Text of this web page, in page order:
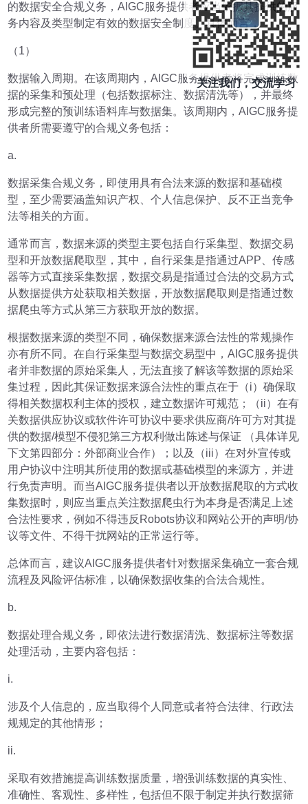
的数据安全合规义务，AIGC服务提供者应当依据其提供的服
务内容及类型制定有效的数据安全制度。具体而言，
（1）
数据输入周期。在该周期内，AIGC服务提供者将完成训练数
据的采集和预处理（包括数据标注、数据清洗等），并最终
形成完整的预训练语料库与数据集。该周期内，AIGC服务提
供者所需要遵守的合规义务包括：
a.
数据采集合规义务，即使用具有合法来源的数据和基础模
型，至少需要涵盖知识产权、个人信息保护、反不正当竞争
法等相关的方面。
通常而言，数据来源的类型主要包括自行采集型、数据交易
型和开放数据爬取型，其中，自行采集是指通过APP、传感
器等方式直接采集数据，数据交易是指通过合法的交易方式
从数据提供方处获取相关数据，开放数据爬取则是指通过数
据爬虫等方式从第三方获取开放的数据。
根据数据来源的类型不同，确保数据来源合法性的常规操作
亦有所不同。在自行采集型与数据交易型中，AIGC服务提供
者并非数据的原始采集人，无法直接了解该等数据的原始采
集过程，因此其保证数据来源合法性的重点在于（i）确保取
得相关数据权利主体的授权，建立数据许可规范；（ii）在有
关数据供应协议或软件许可协议中要求供应商/许可方对其提
供的数据/模型不侵犯第三方权利做出陈述与保证 （具体详见
下文第四部分：外部商业合作）；以及（iii）在对外宣传或
用户协议中注明其所使用的数据或基础模型的来源方，并进
行免责声明。而当AIGC服务提供者以开放数据爬取的方式收
集数据时，则应当重点关注数据爬虫行为本身是否满足上述
合法性要求，例如不得违反Robots协议和网站公开的声明/协
议等文件、不得干扰网站的正常运行等。
总体而言，建议AIGC服务提供者针对数据采集确立一套合规
流程及风险评估标准，以确保数据收集的合法合规性。
b.
数据处理合规义务，即依法进行数据清洗、数据标注等数据
处理活动，主要内容包括：
i.
涉及个人信息的，应当取得个人同意或者符合法律、行政法
规规定的其他情形；
ii.
采取有效措施提高训练数据质量，增强训练数据的真实性、
准确性、客观性、多样性，包括但不限于制定并执行数据筛
关注我们，交流学习